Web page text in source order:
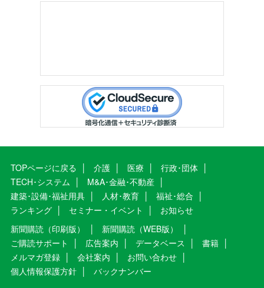
TOPページに戻る 介護 医療
行政･団体
TECH･システム
M&A･金融･不動産
建築･設備･福祉用具
人材･教育
福祉･総合
ランキング
セミナー・イベント
お知らせ
新聞購読（印刷版）
新聞購読（WEB版）
ご購読サポート
広告案内 データベース
書籍
メルマガ登録
会社案内
お問い合わせ
個人情報保護方針
バックナンバー